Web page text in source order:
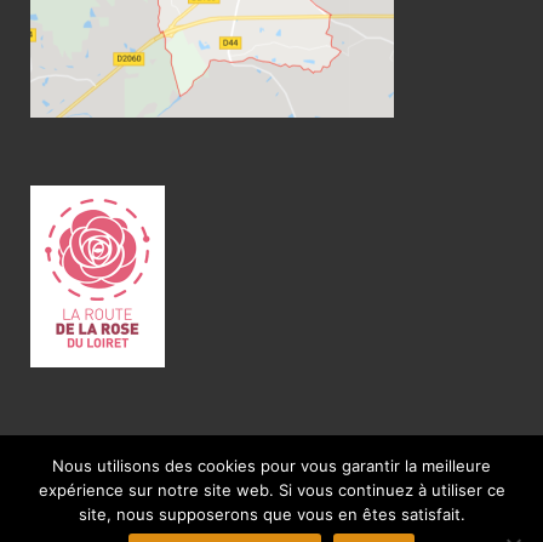
Site institutionnel de la ville de Quiers-sur-Bézonde
Powered by WordPressandHitMag.
Nous utilisons des cookies pour vous garantir la meilleure
expérience sur notre site web. Si vous continuez à utiliser ce
site, nous supposerons que vous en êtes satisfait.